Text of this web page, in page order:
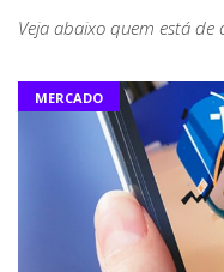
Veja abaixo quem está de
MERCADO